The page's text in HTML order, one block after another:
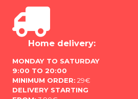
Home delivery:
MONDAY TO SATURDAY
9:00 TO 20:00
MINIMUM ORDER: 29€
DELIVERY STARTING